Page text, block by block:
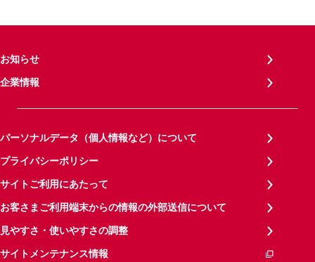
お知らせ
企業情報
パーソナルデータ（個人情報など）について
プライバシーポリシー
サイトご利用にあたって
お客さまご利用端末からの情報の外部送信について
見やすさ・使いやすさの調整
サイトメンテナンス情報